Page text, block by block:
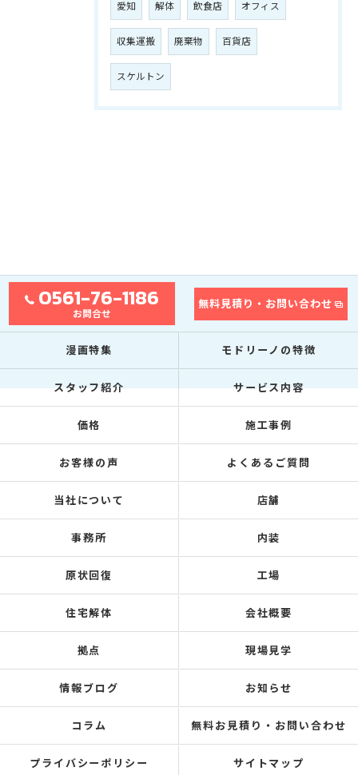
愛知 解体 飲食店 オフィス
収集運搬 廃棄物 百貨店
スケルトン
0561-76-1186
お問合せ
無料見積り・お問い合わせ
漫画特集 モドリーノの特徴
スタッフ紹介 サービス内容
価格 施工事例
お客様の声 よくあるご質問
当社について 店舗
事務所 内装
原状回復 工場
住宅解体 会社概要
拠点 現場見学
情報ブログ お知らせ
コラム 無料お見積り・お問い合わせ
プライバシーポリシー サイトマップ